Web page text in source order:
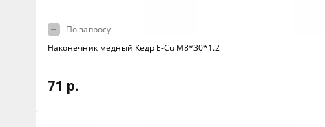
По запросу
Наконечник медный Кедр E-Cu M8*30*1.2
71 р.